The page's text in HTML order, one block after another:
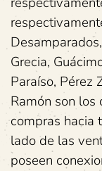
Grecia,
Paraíso, Pérez
Ramón son los
compras hacia
lado de las
poseen